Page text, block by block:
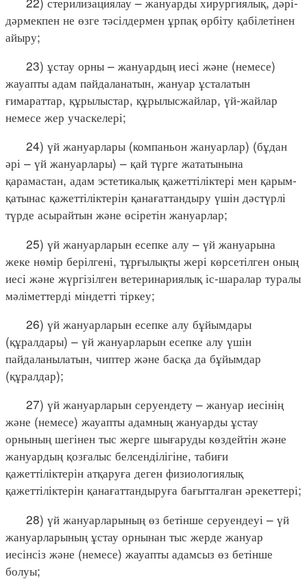
дәрмекпен не өзге тәсілдермен ұрпақ өрбіту қабілетінен
айыру;
23) ұстау орны – жануардың иесі және (немесе)
жауапты адам пайдаланатын, жануар ұсталатын
ғимараттар, құрылыстар, құрылысжайлар, үй-жайлар
немесе жер учаскелері;
24) үй жануарлары (компаньон жануарлар) (бұдан
әрі – үй жануарлары) – қай түрге жататынына
қарамастан, адам эстетикалық қажеттіліктері мен қарым-
қатынас қажеттіліктерін қанағаттандыру үшін дәстүрлі
түрде асырайтын және өсіретін жануарлар;
25) үй жануарларын есепке алу – үй жануарына
жеке нөмір берілгені, тұрғылықты жері көрсетілген оның
иесі және жүргізілген ветеринариялық іс-шаралар туралы
мәліметтерді міндетті тіркеу;
26) үй жануарларын есепке алу бұйымдары
(құралдары) – үй жануарларын есепке алу үшін
пайдаланылатын, чиптер және басқа да бұйымдар
(құралдар);
27) үй жануарларын серуендету – жануар иесінің
және (немесе) жауапты адамның жануарды ұстау
орнының шегінен тыс жерге шығаруды көздейтін және
жануардың қозғалыс белсенділігіне, табиғи
қажеттіліктерін атқаруға деген физиологиялық
қажеттіліктерін қанағаттандыруға бағытталған әрекеттері;
28) үй жануарларының өз бетінше серуендеуі – үй
жануарларының ұстау орнынан тыс жерде жануар
иесінсіз және (немесе) жауапты адамсыз өз бетінше
болуы;